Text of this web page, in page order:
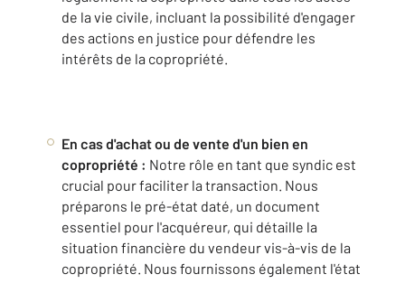
de la vie civile, incluant la possibilité d'engager
des actions en justice pour défendre les
intérêts de la copropriété.
En cas d'achat ou de vente d'un bien en
copropriété : Notre rôle en tant que syndic est
crucial pour faciliter la transaction. Nous
préparons le pré-état daté, un document
essentiel pour l'acquéreur, qui détaille la
situation financière du vendeur vis-à-vis de la
copropriété. Nous fournissons également l'état